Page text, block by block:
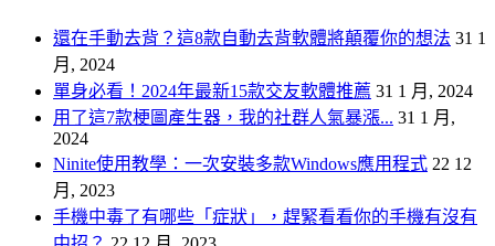
還在手動去背？這8款自動去背軟體將顛覆你的想法 31 1
月, 2024
單身必看！2024年最新15款交友軟體推薦 31 1 月, 2024
用了這7款梗圖產生器，我的社群人氣暴漲... 31 1 月,
2024
Ninite使用教學：一次安裝多款Windows應用程式 22 12
月, 2023
手機中毒了有哪些「症狀」，趕緊看看你的手機有沒有